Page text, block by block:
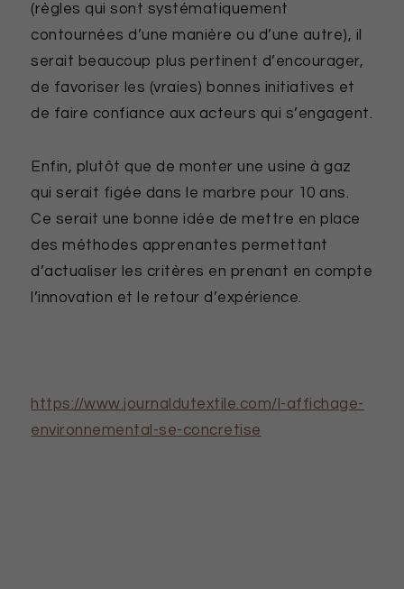
(règles qui sont systématiquement
contournées d’une manière ou d’une autre), il
serait beaucoup plus pertinent d’encourager,
de favoriser les (vraies) bonnes initiatives et
de faire confiance aux acteurs qui s’engagent.
Enfin, plutôt que de monter une usine à gaz
qui serait figée dans le marbre pour 10 ans.
Ce serait une bonne idée de mettre en place
des méthodes apprenantes permettant
d’actualiser les critères en prenant en compte
l’innovation et le retour d’expérience.
https://www.journaldutextile.com/l-affichage-
environnemental-se-concretise